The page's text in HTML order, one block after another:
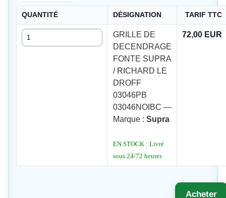
QUANTITÉ DÉSIGNATION TARIF TTC
Quantité
GRILLE DE
DECENDRAGE
FONTE SUPRA
/ RICHARD LE
DROFF
03046PB
03046NOIBC —
Marque : Supra
EN STOCK : Livré
sous 24/72 heures
72,00 EUR
Acheter